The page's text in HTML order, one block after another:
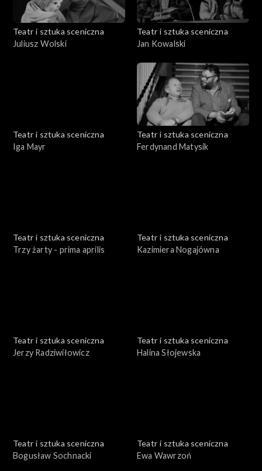
Teatr i sztuka sceniczna
Juliusz Wolski
Teatr i sztuka sceniczna
Jan Kowalski
Teatr i sztuka sceniczna
Iga Mayr
Teatr i sztuka sceniczna
Ferdynand Matysik
Teatr i sztuka sceniczna
Trzy żarty - prima aprilis
Teatr i sztuka sceniczna
Kazimiera Nogajówna
Teatr i sztuka sceniczna
Jerzy Radziwiłowicz
Teatr i sztuka sceniczna
Halina Słojewska
Teatr i sztuka sceniczna
Bogusław Sochnacki
Teatr i sztuka sceniczna
Ewa Wawrzoń